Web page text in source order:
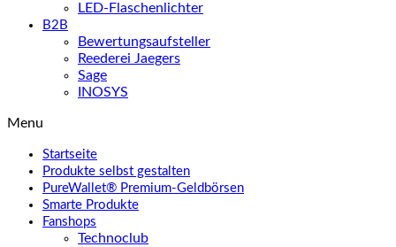
LED-Flaschenlichter
B2B
Bewertungsaufsteller
Reederei Jaegers
Sage
INOSYS
Menu
Startseite
Produkte selbst gestalten
PureWallet® Premium-Geldbörsen
Smarte Produkte
Fanshops
Technoclub